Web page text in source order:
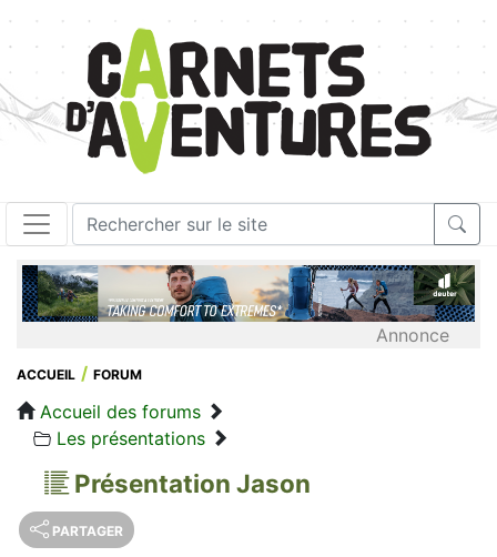
Annonce
ACCUEIL FORUM
Accueil des forums
Les présentations
Présentation Jason
PARTAGER